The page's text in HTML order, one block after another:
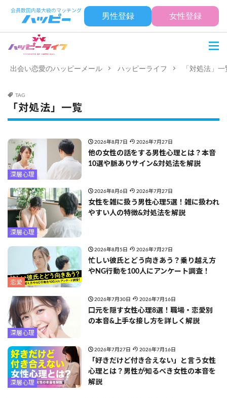
男性登録 女性登録
出会い恋愛のハッピーメール ハッピーライフ 「対処法」一
TAG
「対処法」一覧
深層心理
2026年8月7日 2026年7月27日
他の女性の話をする男性心理とは？本音
10選や脈ありサイン&対処法を解説
深層心理
2026年8月6日 2026年7月27日
女性を雑に扱う男性心理5選！雑に扱われ
やすい人の特徴&対処法を解説
恋愛
2026年8月5日 2026年7月27日
忙しい彼氏とどう向きあう？乗り越え方
やNG行動を100人にアンケート調査！
深層心理
2026年7月30日 2026年7月16日
口元を隠す女性心理8選！職場・恋愛別
の本音&上手な接し方を詳しく解説
深層心理
2026年7月27日 2026年7月16日
「好きだけど付き合えない」と言う女性
心理とは？男性が知るべき女性の本音を
解説